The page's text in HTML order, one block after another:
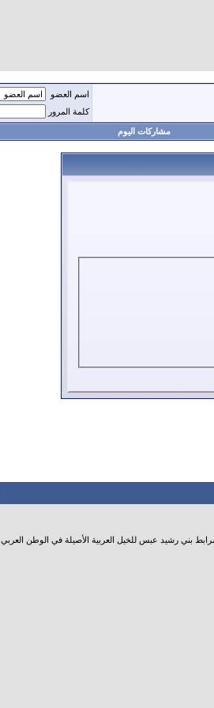
اسم العضو
كلمة المرور
مشاركات اليوم
بني رشيد عبس للخيل العربية الأصيلة في الوطن العربي